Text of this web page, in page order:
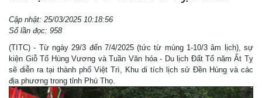
Cập nhật: 25/03/2025 10:18:56
Số lần đọc: 958
(TITC) - Từ ngày 29/3 đến 7/4/2025 (tức từ mùng 1-10/3 âm lịch), sự
kiện Giỗ Tổ Hùng Vương và Tuần Văn hóa - Du lịch Đất Tổ năm Ất Tỵ
sẽ diễn ra tại thành phố Việt Trì, Khu di tích lịch sử Đền Hùng và các
địa phương trong tỉnh Phú Thọ.